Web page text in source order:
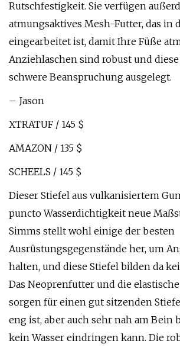
Rutschfestigkeit. Sie verfügen
atmungsaktives Mesh-Futter, das in
eingearbeitet ist, damit Ihre Füße
Anziehlaschen sind robust und
schwere Beanspruchung ausgelegt.
– Jason
XTRATUF / 145 $
AMAZON / 135 $
SCHEELS / 145 $
Dieser Stiefel aus vulkanisiertem
puncto Wasserdichtigkeit neue
Simms stellt wohl einige der besten
Ausrüstungsgegenstände her, um
halten, und diese Stiefel bilden da
Das Neoprenfutter und die
sorgen für einen gut sitzenden
eng ist, aber auch sehr nah am Bein
kein Wasser eindringen kann. Die